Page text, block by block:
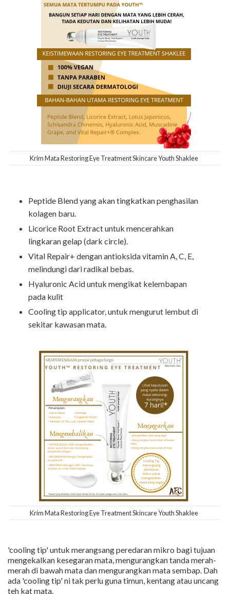
Krim Mata Restoring Eye Treatment Skincare Youth Shaklee
Peptide Blend yang akan tingkatkan penghasilan
kolagen baru.
Licorice Root Extract untuk mencerahkan
lingkaran gelap (dark circle).
Vital Repair+ dengan antioksida vitamin A, C, E,
melindungi dari radikal bebas.
Hyaluronic Acid untuk mengikat kelembapan
pada kulit
Cooling tip applicator, untuk mengurut lembut di
sekitar kawasan mata.
Krim Mata Restoring Eye Treatment Skincare Youth Shaklee
'cooling tip' untuk merangsang peredaran mikro bagi tujuan
mengekalkan kesegaran mata, mengurangkan tanda merah-
merah di bawah mata dan mengurangkan mata sembap. Dah
ada 'cooling tip' ni tak perlu guna timun, kentang atau uncang
teh kat mata.